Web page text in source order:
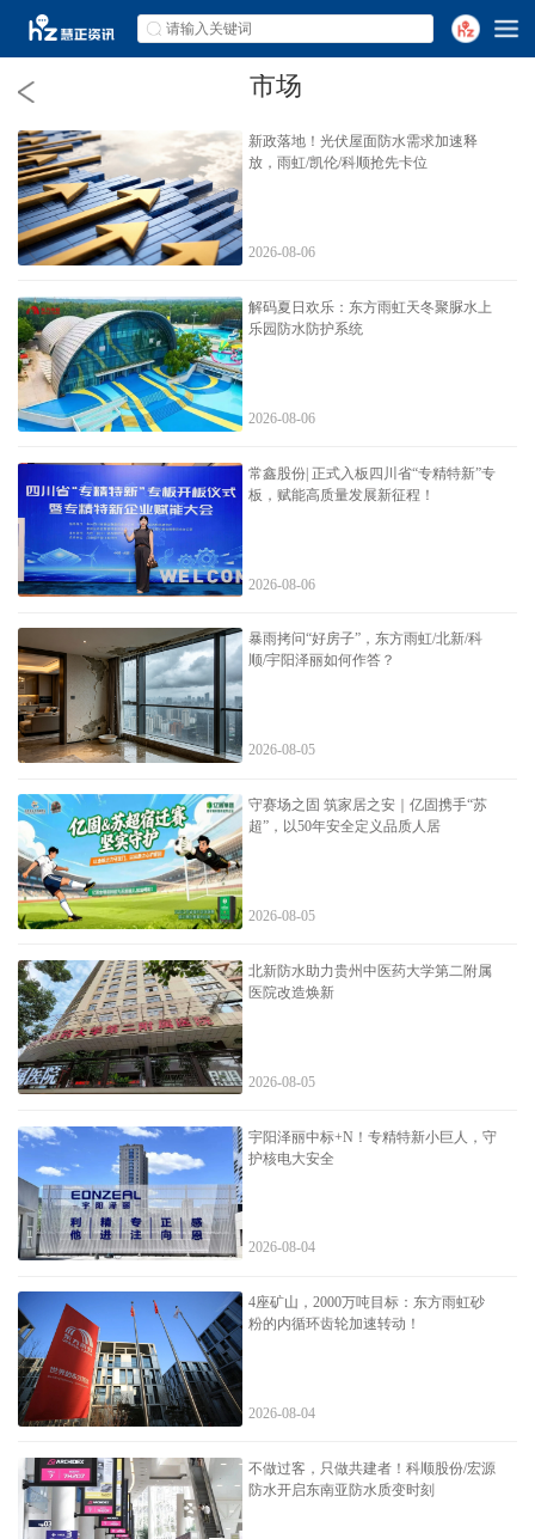
市场
新政落地！光伏屋面防水需求加速释
放，雨虹/凯伦/科顺抢先卡位
2026-08-06
解码夏日欢乐：东方雨虹天冬聚脲水上
乐园防水防护系统
2026-08-06
常鑫股份| 正式入板四川省“专精特新”专
板，赋能高质量发展新征程！
2026-08-06
暴雨拷问“好房子”，东方雨虹/北新/科
顺/宇阳泽丽如何作答？
2026-08-05
守赛场之固 筑家居之安｜亿固携手“苏
超”，以50年安全定义品质人居
2026-08-05
北新防水助力贵州中医药大学第二附属
医院改造焕新
2026-08-05
宇阳泽丽中标+N！专精特新小巨人，守
护核电大安全
2026-08-04
4座矿山，2000万吨目标：东方雨虹砂
粉的内循环齿轮加速转动！
2026-08-04
不做过客，只做共建者！科顺股份/宏源
防水开启东南亚防水质变时刻